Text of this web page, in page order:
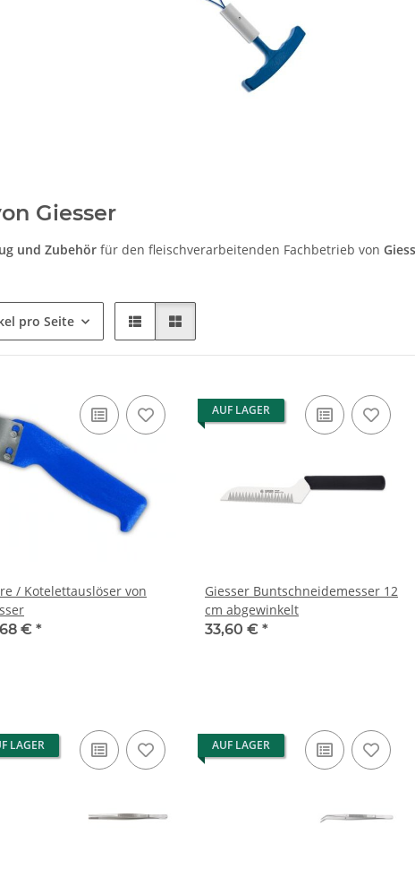
Giesser
und Zubehör für den fleischverarbeitenden Fachbetrieb von
pro Seite
/ Kotelettauslöser von
€ *
AUF LAGER
Giesser Buntschneidemesser 12
cm abgewinkelt
33,60 € *
LAGER AUF LAGER